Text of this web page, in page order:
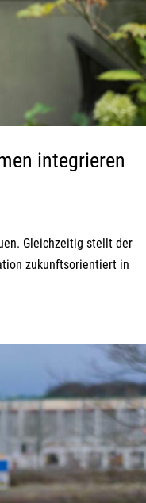
integrieren
Gleichzeitig stellt der
zukunftsorientiert in